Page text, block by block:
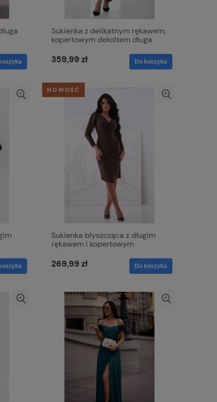
Sukienka z delikatnym rękawem,
kopertowym dekoltem długa
359,99 zł Do koszyka
Sukienka błyszcząca z długim
rękawem i kopertowym
269,99 zł Do koszyka
NOWOŚĆ